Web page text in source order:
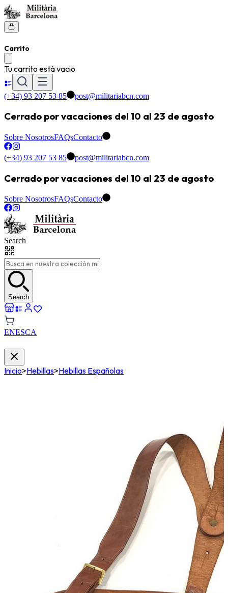
Carrito
Tu carrito está vacio
(+34) 93 207 53 85 post@militariabcn.com
Cerrado por vacaciones del 10 al 23 de agosto
Sobre NosotrosFAQsContacto
(+34) 93 207 53 85 post@militariabcn.com
Cerrado por vacaciones del 10 al 23 de agosto
Sobre NosotrosFAQsContacto
Search
Search
ENESCA
Inicio>Hebillas>Hebillas Españolas